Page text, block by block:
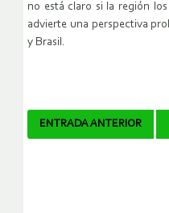
no está claro si la región
advierte una perspectiva
y Brasil.
Navegador
ENTRADA ANTERIOR